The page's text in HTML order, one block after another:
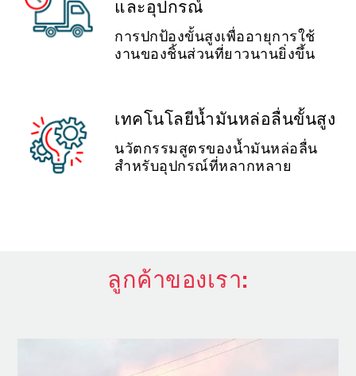
และอุปกรณ์
การปกป้องขั้นสูงเพื่ออายุการใช้
งานของชิ้นส่วนที่ยาวนานยิ่งขึ้น
เทคโนโลยีน้ำมันหล่อลื่นขั้นสูง
นวัตกรรมสูตรของน้ำมันหล่อลื่น
สำหรับอุปกรณ์ที่หลากหลาย
ลูกค้าของเรา: